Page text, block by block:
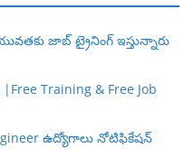
జాబ్ ట్రైనింగ్ ఇస్తున్నారు
Training & Free Job
ఉద్యోగాలు నోటిఫికేషన్